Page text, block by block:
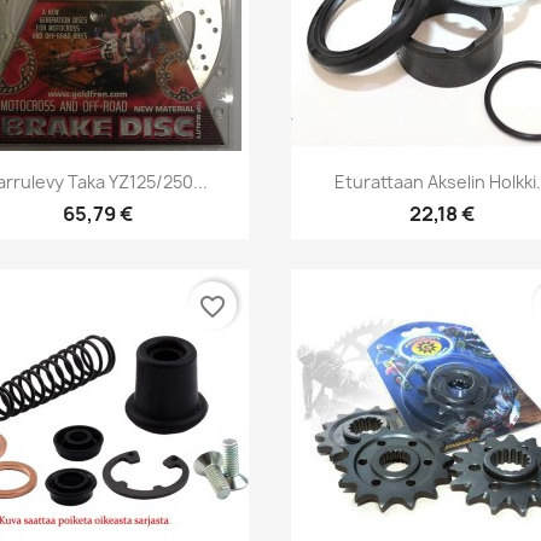
Pikakatselu
Taka YZ125/250...
65,79 €
Pikakatselu
Eturattaan Akselin
22,18 €
favorite_border